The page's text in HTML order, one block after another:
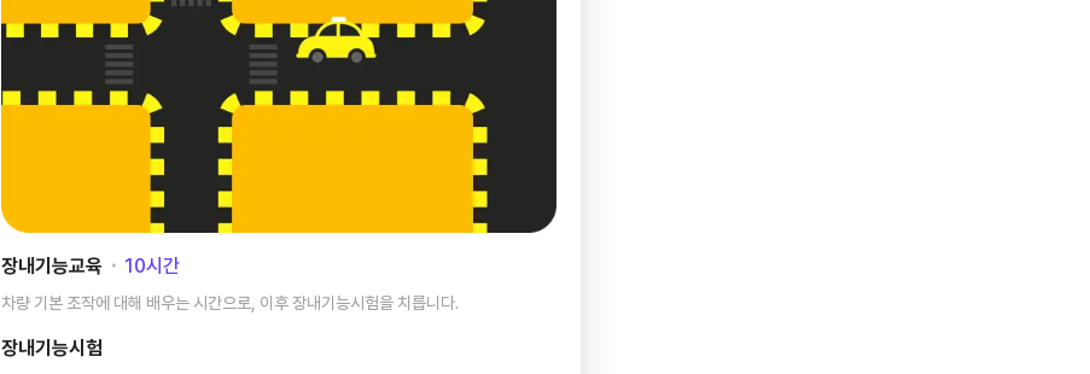
장내기능교육 ･ 10시간
차량 기본 조작에 대해 배우는 시간으로, 이후 장내기능시험을 치릅니다.
장내기능시험